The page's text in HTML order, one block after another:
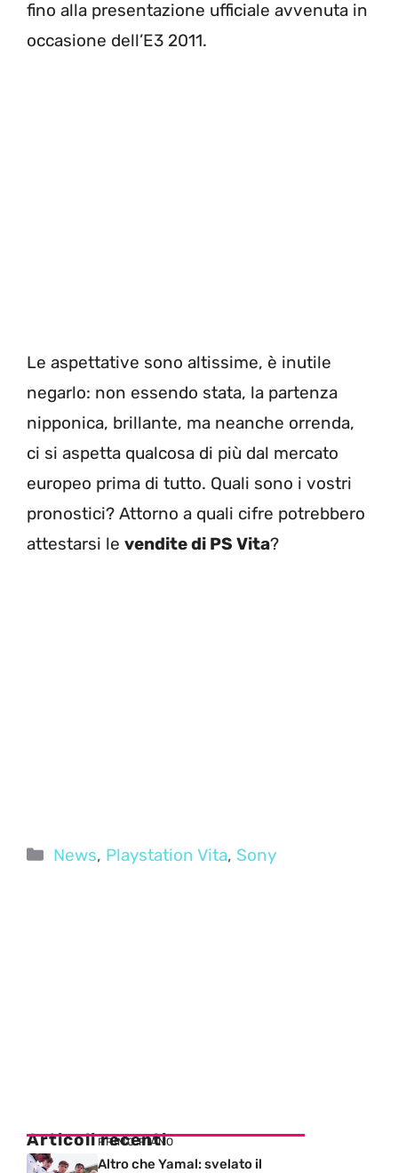
fino alla presentazione ufficiale avvenuta in
occasione dell’E3 2011.
Le aspettative sono altissime, è inutile
negarlo: non essendo stata, la partenza
nipponica, brillante, ma neanche orrenda,
ci si aspetta qualcosa di più dal mercato
europeo prima di tutto. Quali sono i vostri
pronostici? Attorno a quali cifre potrebbero
attestarsi le vendite di PS Vita?
Categorie
News, Playstation Vita, Sony
Articoli recenti
PRIMO PIANO
Altro che Yamal: svelato il